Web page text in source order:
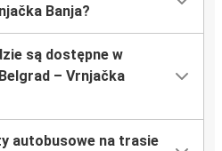
Banja?
są dostępne w
– Vrnjačka
autobusowe na trasie